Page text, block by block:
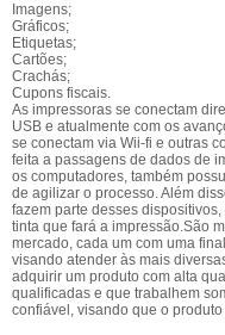
Imagens;
Gráficos;
Etiquetas;
Cartões;
Crachás;
Cupons fiscais.
As impressoras se conectam
USB e atualmente com os
se conectam via Wii-fi e outras
feita a passagens de dados de
os computadores, também
de agilizar o processo. Além
fazem parte desses
tinta que fará a impressão.São
mercado, cada um com uma
visando atender às mais
adquirir um produto com alta
qualificadas e que trabalhem
confiável, visando que o